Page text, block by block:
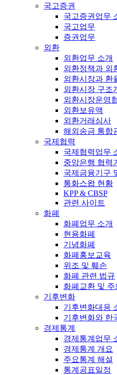
국고증권
국고증권업무
국고업무
증권업무
외환
외환업무 소개
외환정책과 외
외환시장과 환
외환시장 구조
외환시장운영
외환보유액
외환거래심사
해외송금 통합
국제협력
국제협력업무
중앙은행 협력
국제금융기구
통화스왑 현황
KPP & CBSP
관련 사이트
화폐
화폐업무 소개
현용화폐
기념화폐
화폐홍보교육
위조 및 훼손
화폐 관련 법규
화폐교환 및 주
기후변화
기후변화대응
기후변화와 한
경제통계
경제통계업무
경제통계 개요
주요통계 해설
통계공표일정